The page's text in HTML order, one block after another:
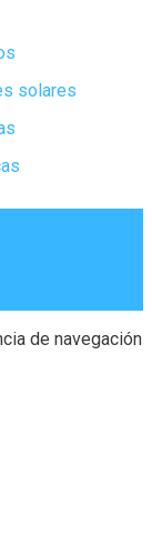
solares
de navegación